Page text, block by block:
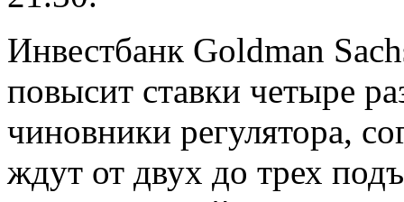
Инвестбанк Goldman
повысит ставки четыре
чиновники регулятора,
ждут от двух до трех